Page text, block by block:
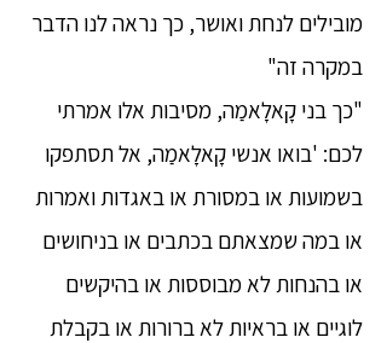
מובילים לנחת ואושר, כך נראה לנו הדבר
במקרה זה"
"כך בני קָאלָאמַה, מסיבות אלו אמרתי
לכם: 'בואו אנשי קָאלָאמַה, אל תסתפקו
בשמועות או במסורת או באגדות ואמרות
או במה שמצאתם בכתבים או בניחושים
או בהנחות לא מבוססות או בהיקשים
לוגיים או בראיות לא ברורות או בקבלת